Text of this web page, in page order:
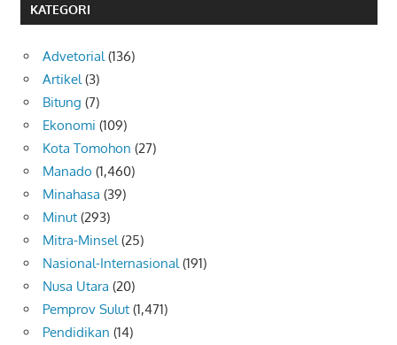
KATEGORI
Advetorial(136)
Artikel(3)
Bitung (7)
Ekonomi (109)
Kota Tomohon (27)
Manado (1,460)
Minahasa (39)
Minut (293)
Mitra-Minsel(25)
Nasional-Internasional(191)
Nusa Utara (20)
Pemprov Sulut (1,471)
Pendidikan (14)